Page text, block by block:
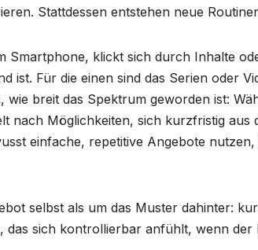
Stattdessen entstehen neue
Smartphone, klickt sich durch Inhalte
ist. Für die einen sind das Serien oder
wie breit das Spektrum geworden ist:
nach Möglichkeiten, sich kurzfristig aus
einfache, repetitive Angebote
selbst als um das Muster dahinter:
das sich kontrollierbar anfühlt, wenn der